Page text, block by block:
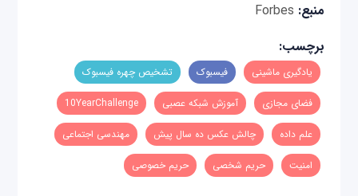
منبع: Forbes
برچسب:
یادگیری ماشینی فیسبوک تشخیص چهره فیسبوک
فضای مجازی آموزش شبکه عصبی 10YearChallenge
علم داده چالش عکس ده سال پیش مهندسی اجتماعی
امنیت حریم شخصی حریم خصوصی